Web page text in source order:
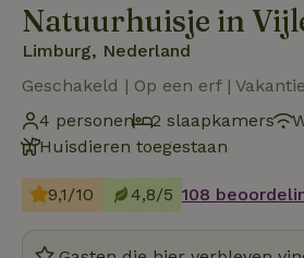
Natuurhuisje in
Limburg, Nederland
Geschakeld | Op een erf |
4 personen
2 slaapkamers
Huisdieren toegestaan
9,1/10 4,8/5 108